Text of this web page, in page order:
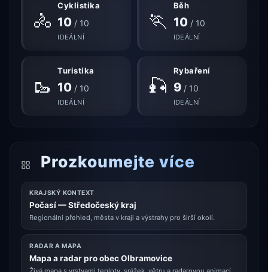
🚴
Cyklistika
10 / 10
IDEÁLNÍ
🏃
Běh
10/ 10
IDEÁLNÍ
🥾
Turistika
10 / 10
IDEÁLNÍ
🎣
Rybaření
9/ 10
IDEÁLNÍ
Prozkoumejte více
KRAJSKÝ KONTEXT
Počasí — Středočeský kraj
Regionální přehled, města v kraji a výstrahy pro širší okolí.
RADAR A MAPA
Mapa a radar pro obec Olbramovice